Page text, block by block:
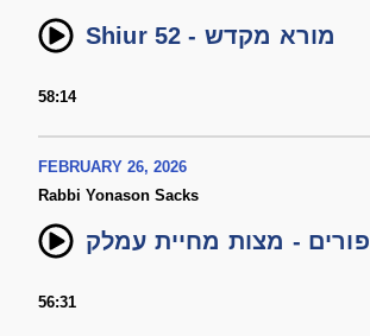
Shiur 52 - מורא מקדש
58:14
FEBRUARY 26, 2026
Rabbi Yonason Sacks
פורים - מצות מחיית עמלק
56:31